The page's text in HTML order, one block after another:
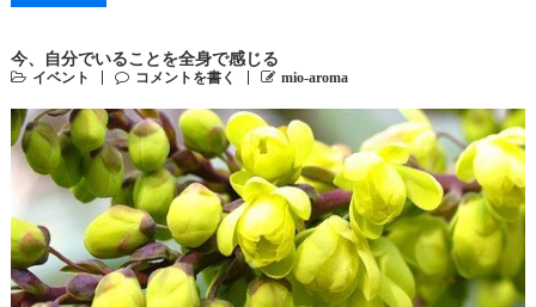
今、自分でいることを全身で感じる
イベント コメントを書く mio-aroma